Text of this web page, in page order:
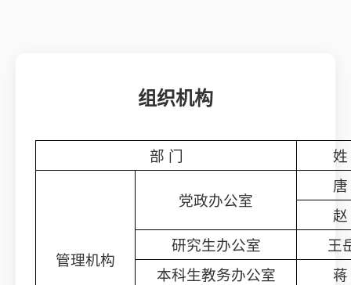
组织机构
部 门
管理机构
党政办公室
研究生办公室
王
本科生教务办公室